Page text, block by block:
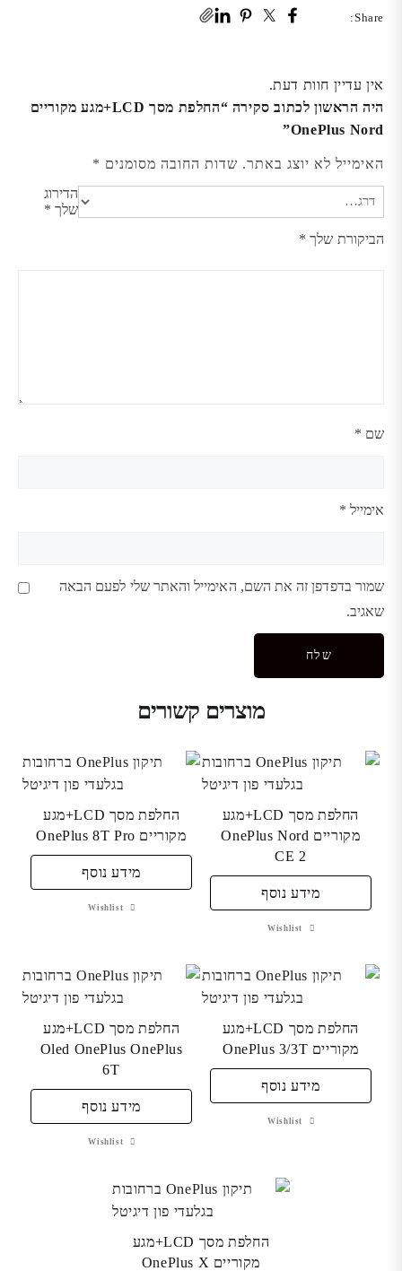
Share:
אין עדיין חוות דעת.
היה הראשון לכתוב סקירה “החלפת מסך LCD+מגע מקוריים
OnePlus Nord”
האימייל לא יוצג באתר. שדות החובה מסומנים *
הדירוג
שלך *
הביקורת שלך *
שם *
אימייל *
שמור בדפדפן זה את השם, האימייל והאתר שלי לפעם הבאה
שאגיב.
מוצרים קשורים
החלפת מסך LCD+מגע
מקוריים OnePlus Nord
CE 2
מידע נוסף
Wishlist
החלפת מסך LCD+מגע
מקוריים OnePlus 8T Pro
מידע נוסף
Wishlist
החלפת מסך LCD+מגע
מקוריים OnePlus 3/3T
מידע נוסף
Wishlist
החלפת מסך LCD+מגע
Oled OnePlus OnePlus
6T
מידע נוסף
Wishlist
החלפת מסך LCD+מגע
מקוריים OnePlus X